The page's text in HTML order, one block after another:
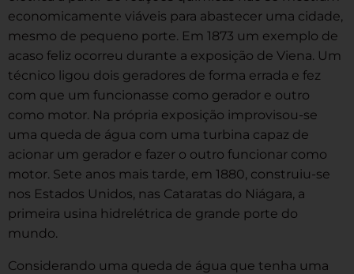
economicamente viáveis para abastecer uma cidade,
mesmo de pequeno porte. Em 1873 um exemplo de
acaso feliz ocorreu durante a exposição de Viena. Um
técnico ligou dois geradores de forma errada e fez
com que um funcionasse como gerador e outro
como motor. Na própria exposição improvisou-se
uma queda de água com uma turbina capaz de
acionar um gerador e fazer o outro funcionar como
motor. Sete anos mais tarde, em 1880, construiu-se
nos Estados Unidos, nas Cataratas do Niágara, a
primeira usina hidrelétrica de grande porte do
mundo.
Considerando uma queda de água que tenha uma